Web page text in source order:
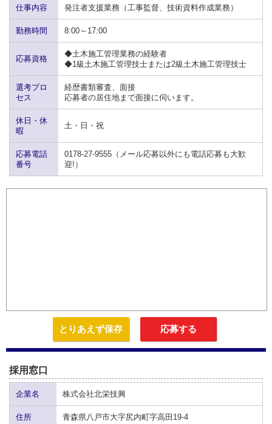
仕事内容 発注者支援業務（工事監督、技術資料作成業務）
勤務時間 8:00～17:00
応募資格
◆土木施工管理業務の経験者
◆1級土木施工管理技士または2級土木施工管理技士
選考プロ
セス
経歴書類審査、面接
応募者の居住地まで面接に伺います。
休日・休
暇
土・日・祝
応募電話
番号
0178-27-9555（メール応募以外にも電話応募も大歓
迎!）
とりあえず保存 応募する
採用窓口
企業名 株式会社北栄技興
住所 青森県八戸市大字尻内町字高田19-4